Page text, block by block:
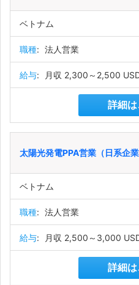
ベトナム
職種: 法人営業
給与: 月収 2,300～2,500
詳細
太陽光発電PPA営業（日系企業
ベトナム
職種: 法人営業
給与: 月収 2,500～3,000
詳細